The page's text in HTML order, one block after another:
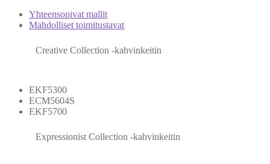
Yhteensopivat mallit
Mahdolliset toimitustavat
Creative Collection -kahvinkeitin
EKF5300
ECM5604S
EKF5700
Expressionist Collection -kahvinkeitin